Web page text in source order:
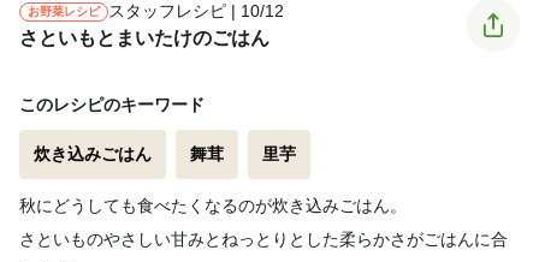
お野菜レシピ スタッフレシピ | 10/12
さといもとまいたけのごはん
このレシピのキーワード
炊き込みごはん 舞茸 里芋
秋にどうしても食べたくなるのが炊き込みごはん。
さといものやさしい甘みとねっとりとした柔らかさがごはんに合